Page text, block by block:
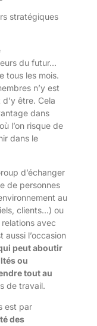
stratégiques
du futur…
tous les mois.
n’y est
être. Cela
dans
l’on risque de
dans le
d’échanger
de personnes
au
clients…) ou
avec
aussi l’occasion
peut aboutir
ou
tout au
de travail.
est par
des